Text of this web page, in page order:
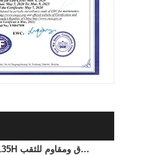
TM135H حذاء أمان عالي الجودة بنعل مطاطي متين مضاد للانزلاق ومقاوم للثقب